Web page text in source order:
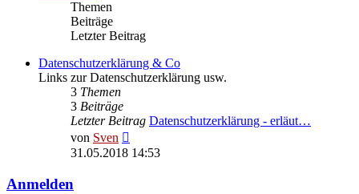
Themen
Beiträge
Letzter Beitrag
Datenschutzerklärung & Co
Links zur Datenschutzerklärung usw.
3 Themen
3 Beiträge
Letzter Beitrag Datenschutzerklärung - erläut…
von Sven
Beitrag
31.05.2018 14:53
Anmelden